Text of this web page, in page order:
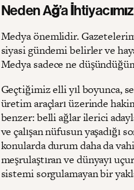
Neden Ağ’a
Medya önemlidir.
siyasi gündemi belirler ve
Medya sadece ne
Geçtiğimiz elli yıl boyunca,
üretim araçları üzerinde
benzer: belli ağlar ilerici
ve çalışan nüfusun yaşadığı
konularda durum daha da
meşrulaştıran ve dünyayı
sistemi sorgulamayan bir